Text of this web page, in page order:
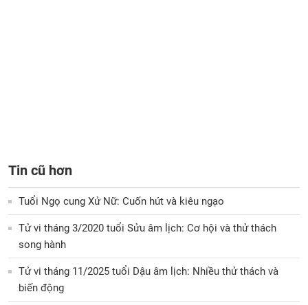
Tin cũ hơn
Tuổi Ngọ cung Xử Nữ: Cuốn hút và kiêu ngạo
Tử vi tháng 3/2020 tuổi Sửu âm lịch: Cơ hội và thử thách
song hành
Tử vi tháng 11/2025 tuổi Dậu âm lịch: Nhiều thử thách và
biến động